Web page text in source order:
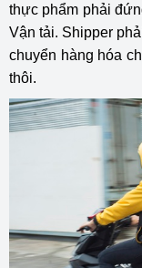
thực phẩm phải
Vận tải. Shipper
chuyển hàng hóa
thôi.